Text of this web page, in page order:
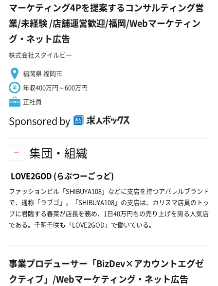
マーケティング4Pを提案するコンサルティング営
業/未経験 ️/店舗運営歓迎/福岡/Webマーケティン
グ・ネット広告
株式会社スタイルビー
福岡県 福岡市
年収400万円～600万円
正社員
Sponsored by
集団・組織
LOVE2GOD (らぶつーごっど)
ファッションビル「SHIBUYA108」などに支店を持つアパレルブランド
で、通称「ラブゴ」。「SHIBUYA108」の支店は、カリスマ店員のトッ
プに君臨する春菜が店長を務め、1日40万円もの売り上げを誇る人気店
である。千明千咲も「LOVE2GOD」で働いている。
事業プロデューサー「BizDev×アカウントエグゼ
クティブ」/Webマーケティング・ネット広告